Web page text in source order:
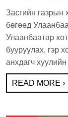
c
e
b
o
o
tt
er
t
Засгийн газрын
бөгөөд
Улаанбаатар
бууруулах, гэр
анхдагч
READ MORE ›